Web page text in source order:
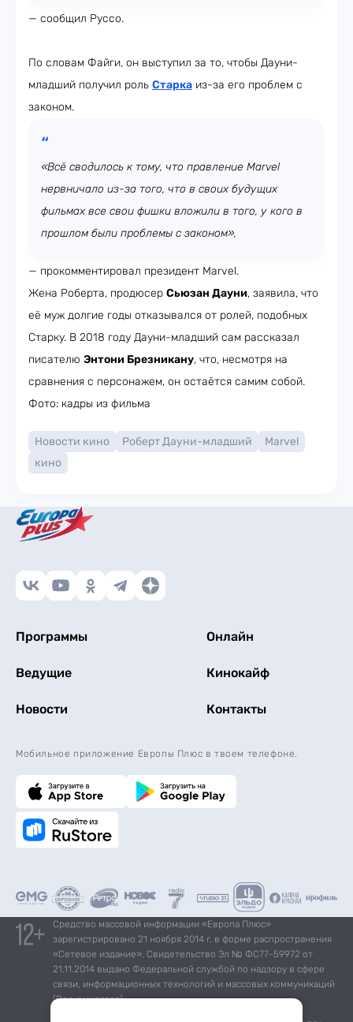
— сообщил Руссо.
По словам Файги, он выступил за то, чтобы Дауни-
младший получил роль Старка из-за его проблем с
законом.
«Всё сводилось к тому, что правление Marvel
нервничало из-за того, что в своих будущих
фильмах все свои фишки вложили в того, у кого в
прошлом были проблемы с законом»,
— прокомментировал президент Marvel.
Жена Роберта, продюсер Сьюзан Дауни, заявила, что
её муж долгие годы отказывался от ролей, подобных
Старку. В 2018 году Дауни-младший сам рассказал
писателю Энтони Брезникану, что, несмотря на
сравнения с персонажем, он остаётся самим собой.
Фото: кадры из фильма
Новости кино Роберт Дауни-младший
Marvel
кино
Программы Онлайн
Ведущие Кинокайф
Новости Контакты
Мобильное приложение Европы Плюс в твоем телефоне.
Средство массовой информации «Европа Плюс»
зарегистрировано 21 ноября 2014 г. в форме распространения
«Сетевое издание». Свидетельство Эл № ФС77-59972 от
21.11.2014 выдано Федеральной службой по надзору в сфере
связи, информационных технологий и массовых коммуникаций
(Роскомнадзор).